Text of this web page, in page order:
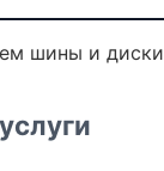
шины и